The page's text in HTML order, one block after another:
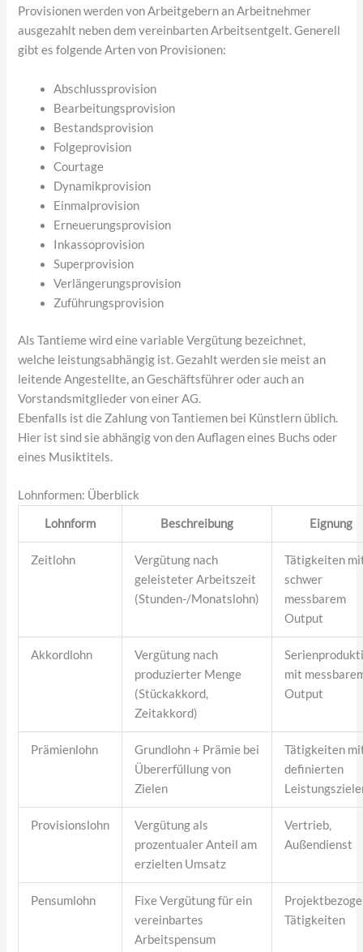
Provisionen werden von Arbeitgebern an Arbeitnehmer
ausgezahlt neben dem vereinbarten Arbeitsentgelt. Generell
gibt es folgende Arten von Provisionen:
Abschlussprovision
Bearbeitungsprovision
Bestandsprovision
Folgeprovision
Courtage
Dynamikprovision
Einmalprovision
Erneuerungsprovision
Inkassoprovision
Superprovision
Verlängerungsprovision
Zuführungsprovision
Als Tantieme wird eine variable Vergütung bezeichnet,
welche leistungsabhängig ist. Gezahlt werden sie meist an
leitende Angestellte, an Geschäftsführer oder auch an
Vorstandsmitglieder von einer AG.
Ebenfalls ist die Zahlung von Tantiemen bei Künstlern üblich.
Hier ist sind sie abhängig von den Auflagen eines Buchs oder
eines Musiktitels.
Lohnformen: Überblick
Lohnform Beschreibung Eignung
Zeitlohn
Vergütung nach
geleisteter Arbeitszeit
(Stunden-/Monatslohn)
Tätigkeiten
schwer
messbarem
Output
Akkordlohn
Vergütung nach
produzierter Menge
(Stückakkord,
Zeitakkord)
mit
Output
Prämienlohn
Grundlohn + Prämie bei
Übererfüllung von
Zielen
Tätigkeiten
definierten
Provisionslohn
Vergütung als
prozentualer Anteil am
erzielten Umsatz
Vertrieb,
Außendienst
Pensumlohn
Fixe Vergütung für ein
vereinbartes
Arbeitspensum
Tätigkeiten